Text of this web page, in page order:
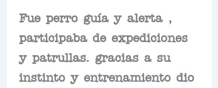
Fue perro guía y alerta ,
participaba de expediciones
y patrullas. gracias a su
instinto y entrenamiento dio